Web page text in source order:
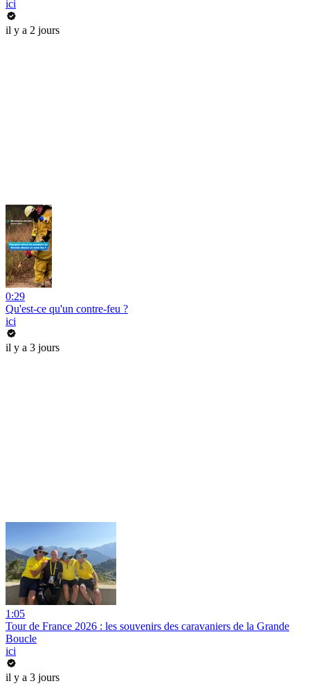
ici
il y a 2 jours
0:29
Qu'est-ce qu'un contre-feu ?
ici
il y a 3 jours
1:05
Tour de France 2026 : les souvenirs des caravaniers de la Grande
Boucle
ici
il y a 3 jours